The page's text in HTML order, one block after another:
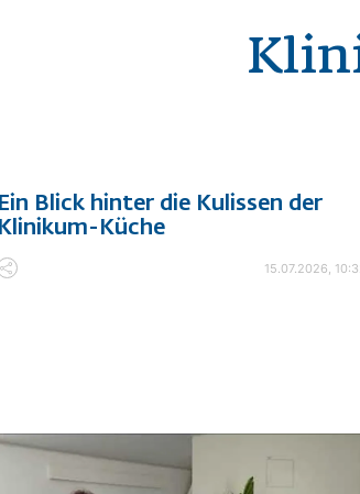
Ein Blick hinter die Kulissen der
Klinikum-Küche
15.07.2026,